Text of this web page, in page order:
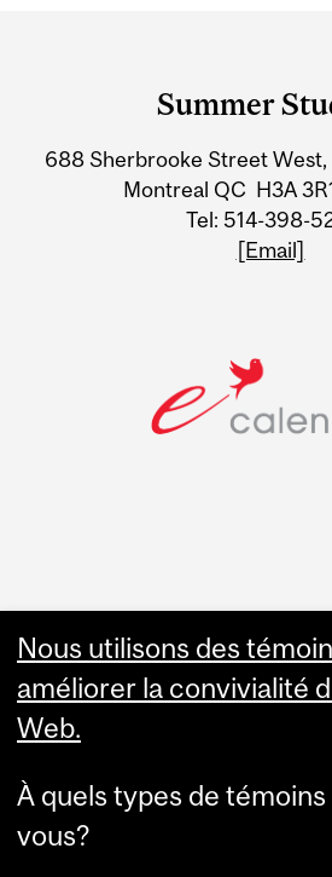
Information
Summer
688 Sherbrooke Street West,
Montreal QC H3A
Tel: 514-398-
[Email]
Faculty Links
Contact
Nous utilisons des
améliorer la convivialité
Web.
À quels types de
vous?